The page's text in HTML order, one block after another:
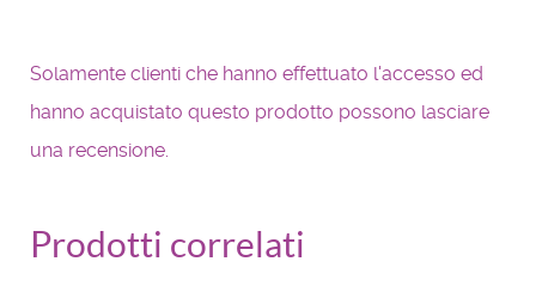
Solamente clienti che hanno effettuato l'accesso ed
hanno acquistato questo prodotto possono lasciare
una recensione.
Prodotti correlati